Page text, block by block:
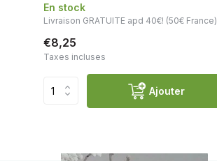
En stock
Livraison GRATUITE apd 40€! (50€ France)
€8,25
Taxes incluses
Ajouter